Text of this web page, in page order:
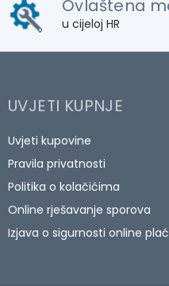
Ovlaštena
u cijeloj HR
UVJETI KUPNJE
Uvjeti kupovine
Pravila privatnosti
Politika o kolačićima
Online rješavanje sporova
Izjava o sigurnosti online